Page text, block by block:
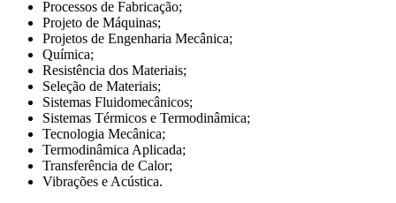
Processos de Fabricação;
Projeto de Máquinas;
Projetos de Engenharia Mecânica;
Química;
Resistência dos Materiais;
Seleção de Materiais;
Sistemas Fluidomecânicos;
Sistemas Térmicos e Termodinâmica;
Tecnologia Mecânica;
Termodinâmica Aplicada;
Transferência de Calor;
Vibrações e Acústica.